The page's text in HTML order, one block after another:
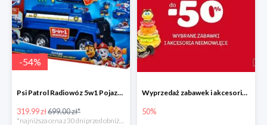
-54%
Psi Patrol Radiowóz 5w1 Pojazd ratunkowy z figurką Chase'a
319.99 zł699.00 zł*
Wyprzedaż zabawek i akcesoriów niemowlęcych w Smyku do -50%
50%